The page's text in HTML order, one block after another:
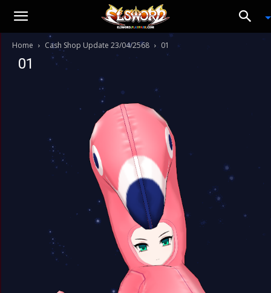
Home Cash Shop Update 23/04/2568 01
01